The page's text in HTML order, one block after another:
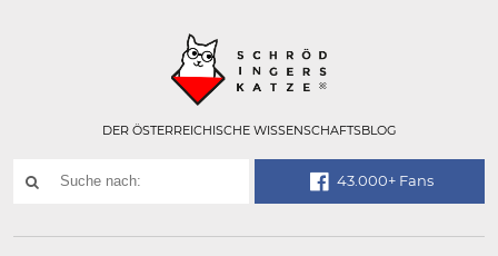
DER ÖSTERREICHISCHE WISSENSCHAFTSBLOG
SUCHE
43.000+ Fans